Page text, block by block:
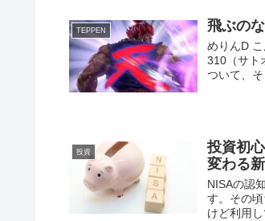
TEPPEN 飛ぶの
めりんD
310（サト
ついて、
投資
投資初
変わる
NISAの認
す。その
けど利用